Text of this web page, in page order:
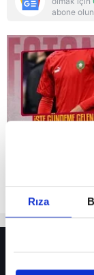
Rıza
Reddet
abone